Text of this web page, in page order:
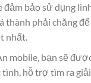
đảm bảo sử dụng
thành phải chăng
nhất.
mobile, bạn sẽ
hỗ trợ tìm ra